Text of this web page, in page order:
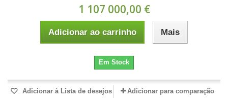
1 107 000,00 €
Adicionar ao carrinho Mais
Em Stock
Adicionar à Lista de desejos Adicionar para comparação